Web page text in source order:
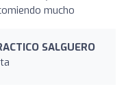
mucho
SALGUERO